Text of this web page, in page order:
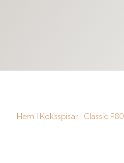
Hem I KöksspisarI Classic F80